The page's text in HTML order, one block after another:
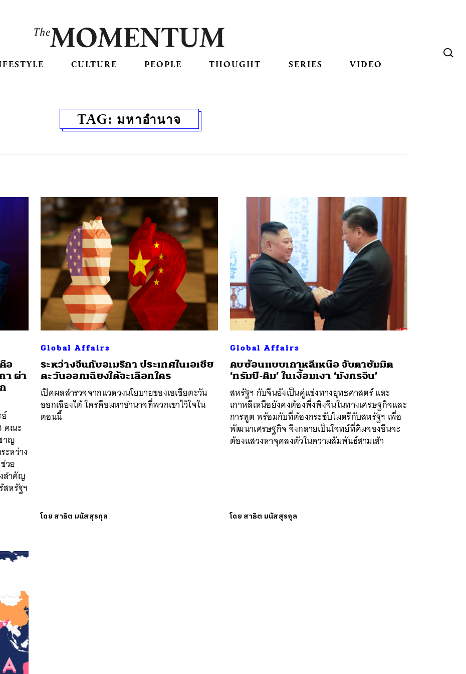
CULTURE PEOPLE THOUGHT SERIES VIDEO
TAG: มหาอำนาจ
อ
า ผ่า
คณะ
าญ
ะหว่าง
วย
สำคัญ
สหรัฐฯ
Global Affairs
ระหว่างจีนกับอเมริกา ประเทศในเอเชีย
ตะวันออกเฉียงใต้จะเลือกใคร
เปิดผลสำรวจจากแวดวงนโยบายของเอเชียตะวัน
ออกเฉียงใต้ ใครคือมหาอำนาจที่พวกเขาไว้ใจใน
ตอนนี้
โดย สาธิต มนัสสุรกุล
Global Affairs
คบซ้อนแบบเกาหลีเหนือ จับตาซัมมิต
‘ทรัมป์-คิม’ ในเงื้อมเงา ‘มังกรจีน’
สหรัฐฯ กับจีนยังเป็นคู่แข่งทางยุทธศาสตร์ และ
เกาหลีเหนือยังคงต้องพึ่งพิงจีนในทางเศรษฐกิจและ
การทูต พร้อมกับที่ต้องกระชับไมตรีกับสหรัฐฯ เพื่อ
พัฒนาเศรษฐกิจ จึงกลายเป็นโจทย์ที่คิมจองอึนจะ
ต้องแสวงหาจุดลงตัวในความสัมพันธ์สามเส้า
โดย สาธิต มนัสสุรกุล
ค้นหา